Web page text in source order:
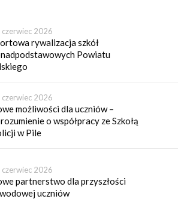
czerwiec 2026
rywalizacja szkół
Powiatu
czerwiec 2026
możliwości dla uczniów –
o współpracy ze Szkołą
w Pile
czerwiec 2026
partnerstwo dla przyszłości
uczniów